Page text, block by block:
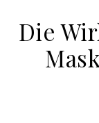
Die